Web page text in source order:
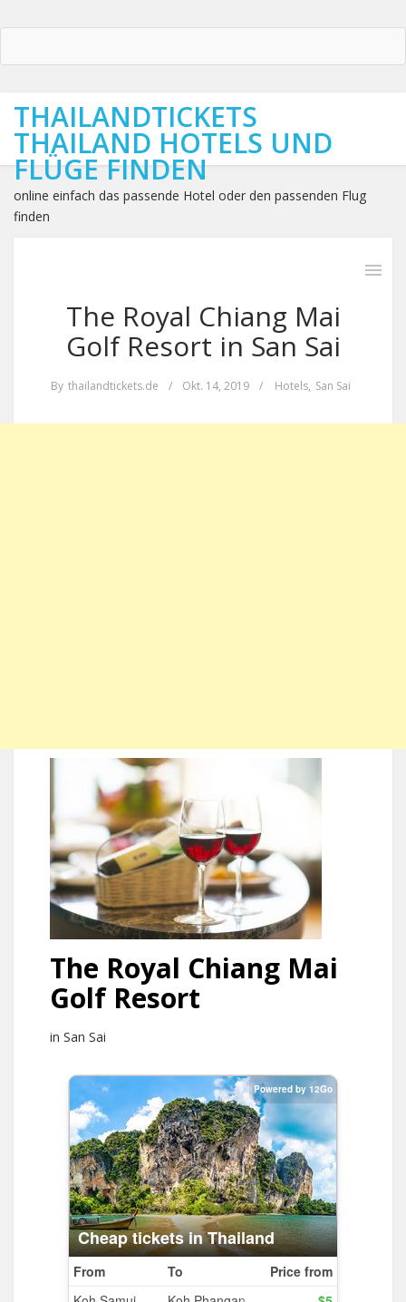
THAILANDTICKETS
THAILAND HOTELS UND
FLÜGE FINDEN
online einfach das passende Hotel oder den passenden Flug
finden
The Royal Chiang Mai
Golf Resort in San Sai
By thailandtickets.de / Okt. 14, 2019 / Hotels, San Sai
The Royal Chiang Mai
Golf Resort
in San Sai